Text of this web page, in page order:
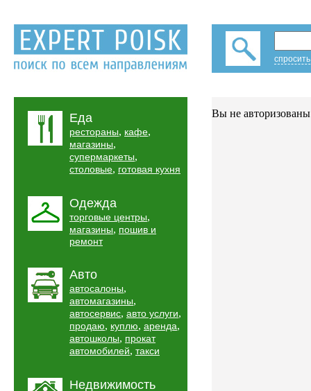
Еда
рестораны, кафе,
магазины,
супермаркеты,
столовые, готовая кухня
Одежда
торговые центры,
магазины, пошив и
ремонт
Авто
автосалоны,
автомагазины,
автосервис, авто услуги,
продаю, куплю, аренда,
автошколы, прокат
автомобилей, такси
Недвижимость
Вы не